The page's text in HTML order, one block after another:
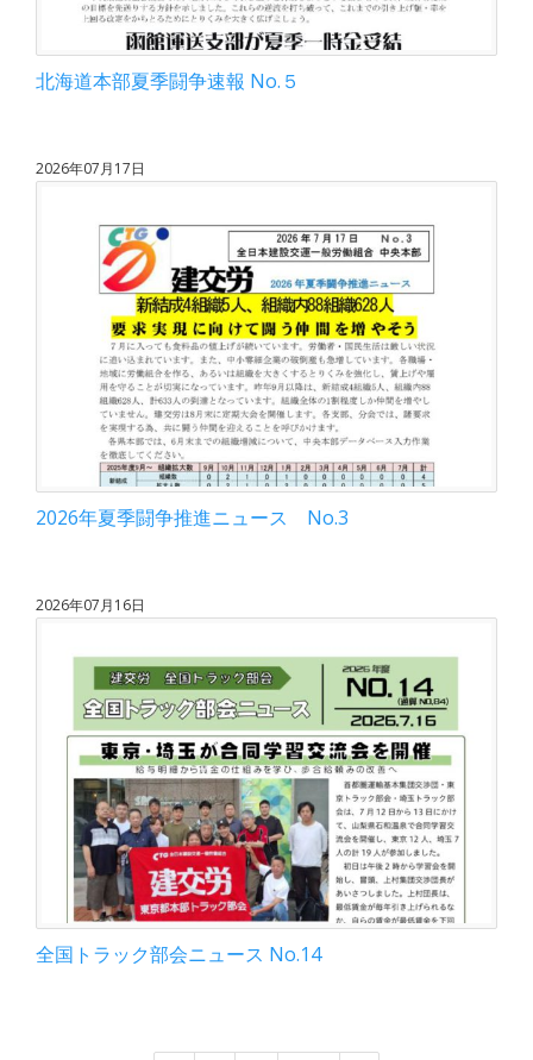
北海道本部夏季闘争速報 No.５
2026年07月17日
2026年夏季闘争推進ニュース No.3
2026年07月16日
全国トラック部会ニュース No.14